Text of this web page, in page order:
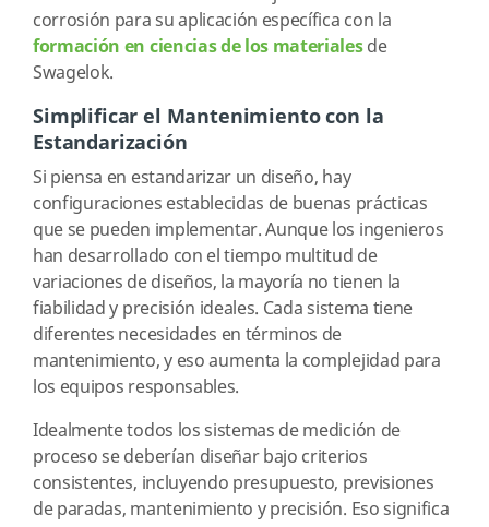
corrosión para su aplicación específica con la
formación en ciencias de los materialesde
Swagelok.
Simplificar el Mantenimiento con la
Estandarización
Si piensa en estandarizar un diseño, hay
configuraciones establecidas de buenas prácticas
que se pueden implementar. Aunque los ingenieros
han desarrollado con el tiempo multitud de
variaciones de diseños, la mayoría no tienen la
fiabilidad y precisión ideales. Cada sistema tiene
diferentes necesidades en términos de
mantenimiento, y eso aumenta la complejidad para
los equipos responsables.
Idealmente todos los sistemas de medición de
proceso se deberían diseñar bajo criterios
consistentes, incluyendo presupuesto, previsiones
de paradas, mantenimiento y precisión. Eso significa